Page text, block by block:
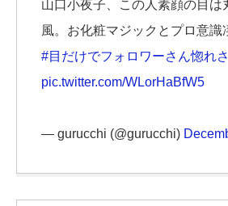
山口小夜子、この人素顔の目は
風。お化粧マジックとプロ意識
#目だけでフォロワーさん惚れ
pic.twitter.com/WLorHaBfW5
— gurucchi (@gurucchi)